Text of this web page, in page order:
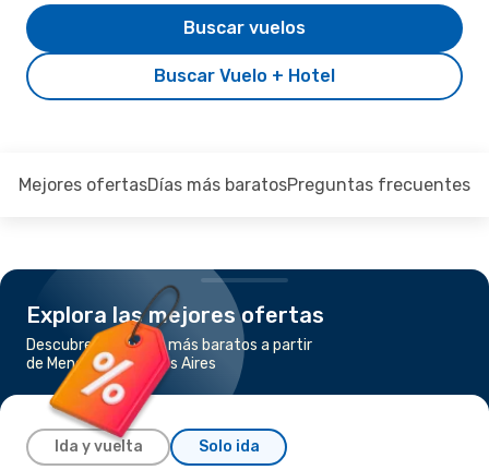
Buscar Vuelo + Hotel
Buscar vuelos
Mejores ofertasDías más baratosPreguntas frecuentes
Explora las mejores ofertas
Descubre los vuelos más baratos a partir
de Mendoza a Buenos Aires
Ida y vuelta Solo ida